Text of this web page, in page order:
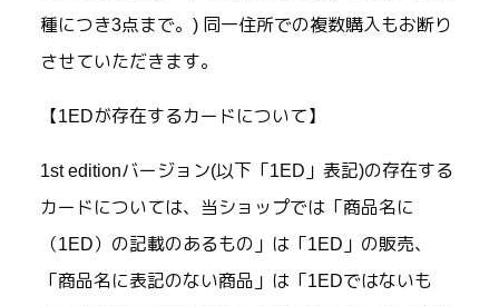
種につき3点まで。) 同一住所での複数購入もお断り
させていただきます。
【1EDが存在するカードについて】
1st editionバージョン(以下「1ED」表記)の存在する
カードについては、当ショップでは「商品名に
（1ED）の記載のあるもの」は「1ED」の販売、
「商品名に表記のない商品」は「1EDではないも